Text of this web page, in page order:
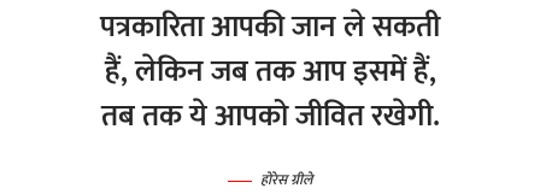
पत्रकारिता आपकी जान ले सकती
हैं, लेकिन जब तक आप इसमें हैं,
तब तक ये आपको जीवित रखेगी.
होरेस ग्रीले